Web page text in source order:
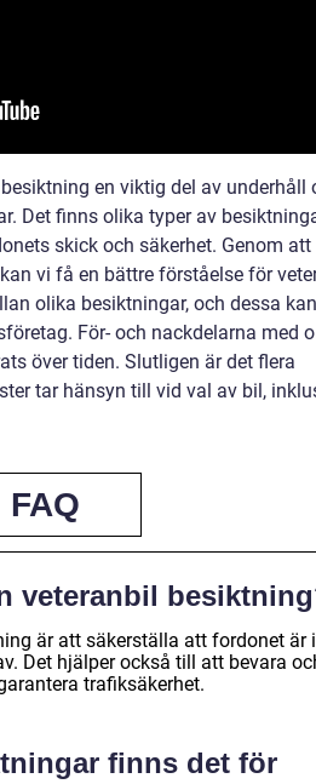
en viktig del av underhåll
Det finns olika typer av
skick och säkerhet. Genom
vi få en bättre förståelse för
olika besiktningar, och dessa kan
För- och nackdelarna med
över tiden. Slutligen är det flera
tar hänsyn till vid val av bil,
FAQ
veteranbil
är att säkerställa att fordonet är
Det hjälper också till att bevara
trafiksäkerhet.
finns det för